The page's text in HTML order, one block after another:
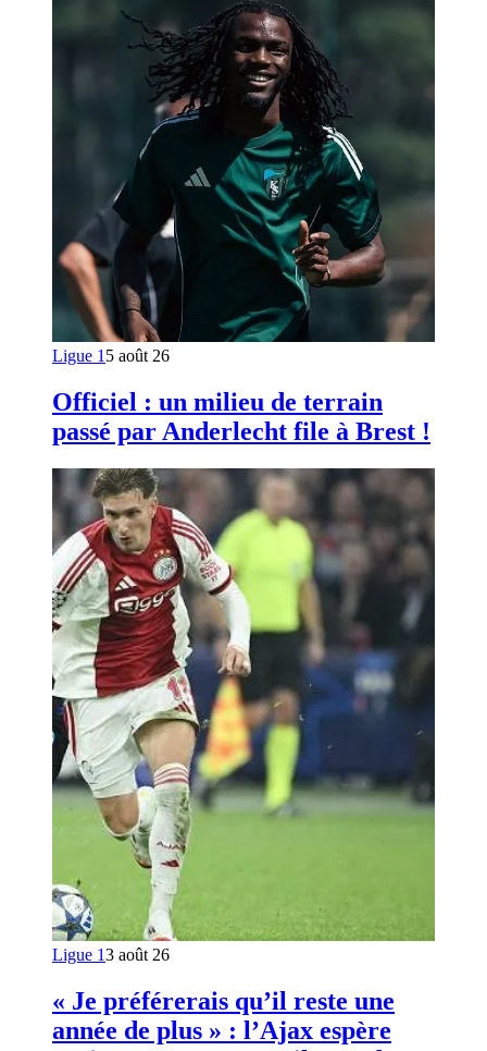
Ligue 15 août 26
Officiel : un milieu de terrain
passé par Anderlecht file à Brest !
Ligue 13 août 26
« Je préférerais qu’il reste une
année de plus » : l’Ajax espère